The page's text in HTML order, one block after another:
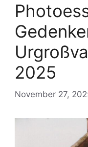
2025
November 27,